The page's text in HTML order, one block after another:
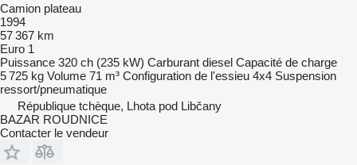
Camion plateau
1994
57 367 km
Euro 1
Puissance 320 ch (235 kW) Carburant diesel Capacité de charge
5 725 kg Volume 71 m³ Configuration de l'essieu 4x4 Suspension
ressort/pneumatique
République tchèque, Lhota pod Libčany
BAZAR ROUDNICE
Contacter le vendeur